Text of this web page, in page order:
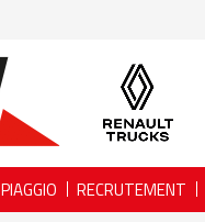
PIAGGIO RECRUTEMENT